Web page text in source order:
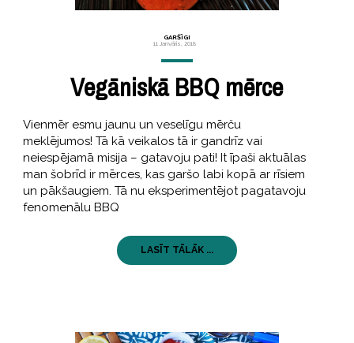
GARŠĪGI
11 Janvāris, 2018
Vegāniskā BBQ mērce
Vienmēr esmu jaunu un veselīgu mērču
meklējumos! Tā kā veikalos tā ir gandrīz vai
neiespējamā misija – gatavoju pati! It īpaši aktuālas
man šobrīd ir mērces, kas garšo labi kopā ar rīsiem
un pākšaugiem. Tā nu eksperimentējot pagatavoju
fenomenālu BBQ
LASĪT TĀLĀK ...